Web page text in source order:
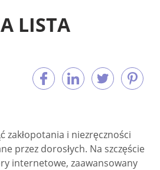
LISTA
i niezręczności
przez dorosłych. Na szczęście
internetowe, zaawansowany